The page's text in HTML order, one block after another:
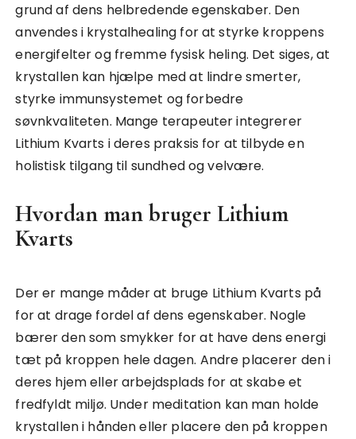
grund af dens helbredende egenskaber. Den
anvendes i krystalhealing for at styrke kroppens
energifelter og fremme fysisk heling. Det siges, at
krystallen kan hjælpe med at lindre smerter,
styrke immunsystemet og forbedre
søvnkvaliteten. Mange terapeuter integrerer
Lithium Kvarts i deres praksis for at tilbyde en
holistisk tilgang til sundhed og velvære.
Hvordan man bruger Lithium
Kvarts
Der er mange måder at bruge Lithium Kvarts på
for at drage fordel af dens egenskaber. Nogle
bærer den som smykker for at have dens energi
tæt på kroppen hele dagen. Andre placerer den i
deres hjem eller arbejdsplads for at skabe et
fredfyldt miljø. Under meditation kan man holde
krystallen i hånden eller placere den på kroppen